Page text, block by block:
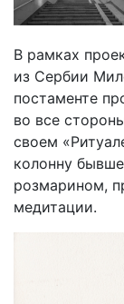
В рамках
из Сербии
постаменте
во все
своем
колонну
розмарином,
медитации.